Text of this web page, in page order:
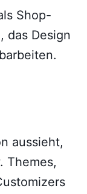
Shop-
das Design
aussieht,
Themes,